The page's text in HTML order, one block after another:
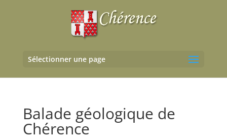
Sélectionner une page
Balade géologique de
Chérence